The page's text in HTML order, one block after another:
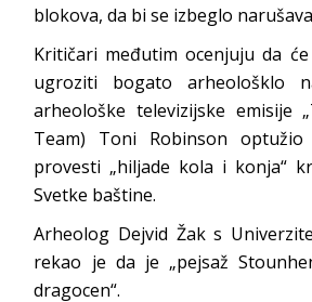
blokova, da bi se izbeglo
Kritičari međutim ocenjuju da
ugroziti bogato arheološklo
arheološke televizijske emisije
Team) Toni Robinson
provesti „hiljade kola i konja“
Svetke baštine.
Arheolog Dejvid Žak s
rekao je da je „pejsaž
dragocen“.